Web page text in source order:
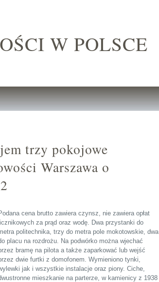
W POLSCE
trzy pokojowe
Warszawa o
cena brutto zawiera czynsz, nie zawiera opłat
licznikowych za prąd oraz wodę. Dwa przystanki do
politechnika, trzy do metra pole mokotowskie, dwa
placu na rozdrożu. Na podwórko można wjechać
bramę na pilota a także zaparkować lub wejść
dwie furtki z domofonem. Wymieniono tynki,
jak i wszystkie instalacje oraz piony. Ciche,
mieszkanie na parterze, w kamienicy z 1938